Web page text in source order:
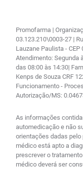
Promofarma |
03.123.210\0003-27 |
Lauzane Paulista - CEP
Atendimento: Segunda
das 08:00 às 14:30|
Kenps de Souza CRF
Funcionamento -
Autorização/MS:
As informações
automedicação e não
orientações dadas
médico está apto a
prescrever o
médico deverá ser